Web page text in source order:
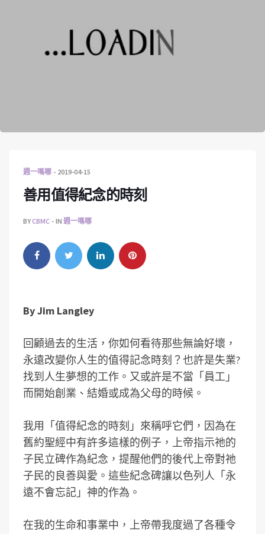
週一嗎哪 2019-04-15
善用值得紀念的時刻
BYCBMC IN 週一嗎哪
ByJim Langley
回顧過去的生活，你如何看待那些無論好壞，
永遠改變你人生的值得記念時刻？也許是失業?
找到人生夢想的工作。又或許是不當「員工」
而開始創業、結婚或成為父母的時候。
我用「值得紀念的時刻」來稱呼它們，因為在
舊約聖經中有許多這樣的例子，上帝指示祂的
子民立碑作為紀念，提醒他們的後代上帝對祂
子民的良善與愛。這些紀念碑讓以色列人「永
遠不會忘記」神的作為。
在我的生命和事業中，上帝帶我度過了各種令